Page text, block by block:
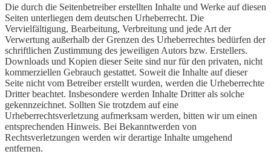
Die durch die Seitenbetreiber erstellten Inhalte und Werke auf diesen
Seiten unterliegen dem deutschen Urheberrecht. Die
Vervielfältigung, Bearbeitung, Verbreitung und jede Art der
Verwertung außerhalb der Grenzen des Urheberrechtes bedürfen der
schriftlichen Zustimmung des jeweiligen Autors bzw. Erstellers.
Downloads und Kopien dieser Seite sind nur für den privaten, nicht
kommerziellen Gebrauch gestattet. Soweit die Inhalte auf dieser
Seite nicht vom Betreiber erstellt wurden, werden die Urheberrechte
Dritter beachtet. Insbesondere werden Inhalte Dritter als solche
gekennzeichnet. Sollten Sie trotzdem auf eine
Urheberrechtsverletzung aufmerksam werden, bitten wir um einen
entsprechenden Hinweis. Bei Bekanntwerden von
Rechtsverletzungen werden wir derartige Inhalte umgehend
entfernen.